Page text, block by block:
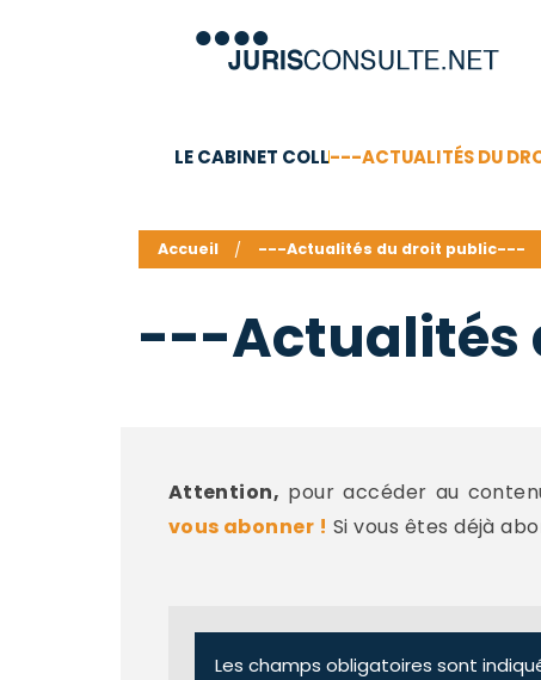
LE CABINET COLL---ACTUALITÉS DU
Accueil ---Actualités du droit public---
---Actualités
Attention, pour accéder au
vous abonner ! Si vous êtes déjà
Les champs obligatoires sont